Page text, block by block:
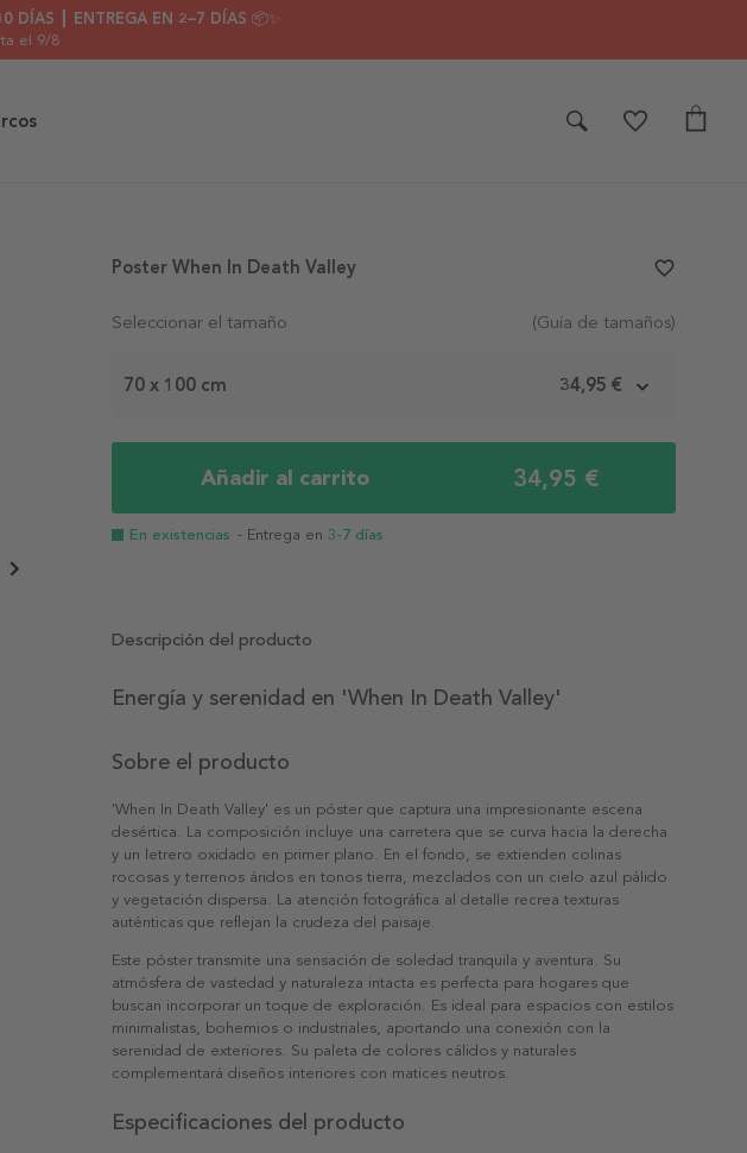
DÍAS ┃ ENTREGA EN 2–7 DÍAS 📦✨
el 9/8
Seleccionar el tamaño (Guía de tamaños)
70 x 100 cm 34,95 €
Añadir al carrito 34,95 €
En existencias - Entrega en 3-7 días
Poster When In Death Valley favorite_border
Descripción del producto
Energía y serenidad en 'When In Death Valley'
Sobre el producto
'When In Death Valley' es un póster que captura una impresionante escena
desértica. La composición incluye una carretera que se curva hacia la derecha
y un letrero oxidado en primer plano. En el fondo, se extienden colinas
rocosas y terrenos áridos en tonos tierra, mezclados con un cielo azul pálido
y vegetación dispersa. La atención fotográfica al detalle recrea texturas
auténticas que reflejan la crudeza del paisaje.
Este póster transmite una sensación de soledad tranquila y aventura. Su
atmósfera de vastedad y naturaleza intacta es perfecta para hogares que
buscan incorporar un toque de exploración. Es ideal para espacios con estilos
minimalistas, bohemios o industriales, aportando una conexión con la
serenidad de exteriores. Su paleta de colores cálidos y naturales
complementará diseños interiores con matices neutros.
Especificaciones del producto